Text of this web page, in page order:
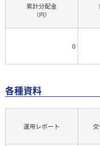
累計分配金
（円）
0
各種資料
運用レポート